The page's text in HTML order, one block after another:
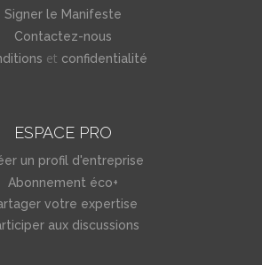
Signer le Manifeste
Contactez-nous
et confidentialité
ESPACE PRO
un profil d'entreprise
Abonnement éco+
votre expertise
aux discussions